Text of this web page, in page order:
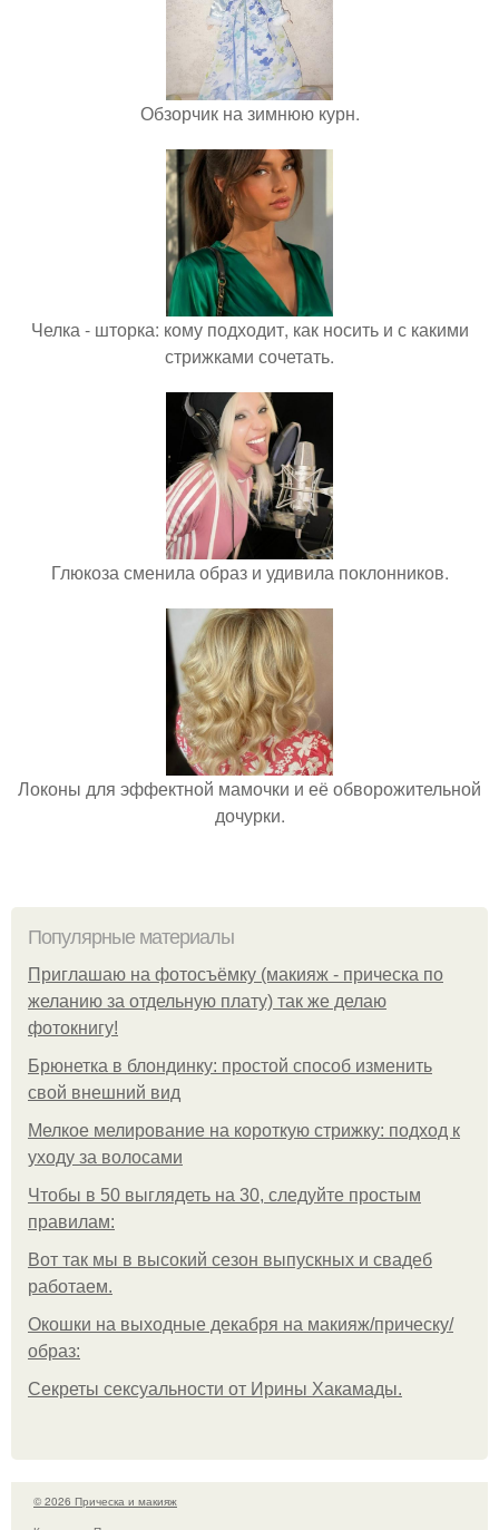
Обзорчик на зимнюю курн.
Челка - шторка: кому подходит, как носить и с какими
стрижками сочетать.
Глюкоза сменила образ и удивила поклонников.
Локоны для эффектной мамочки и её обворожительной
дочурки.
Популярные материалы
Приглашаю на фотосъёмку (макияж - прическа по
желанию за отдельную плату) так же делаю
фотокнигу!
Брюнетка в блондинку: простой способ изменить
свой внешний вид
Мелкое мелирование на короткую стрижку: подход к
уходу за волосами
Чтобы в 50 выглядеть на 30, следуйте простым
правилам:
Вот так мы в высокий сезон выпускных и свадеб
работаем.
Окошки на выходные декабря на макияж/прическу/
образ:
Секреты сексуальности от Ирины Хакамады.
© 2026 Прическа и макияж